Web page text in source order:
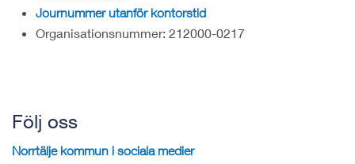
Journummer utanför kontorstid
Organisationsnummer: 212000-0217
Följ oss
Norrtälje kommun i sociala medier